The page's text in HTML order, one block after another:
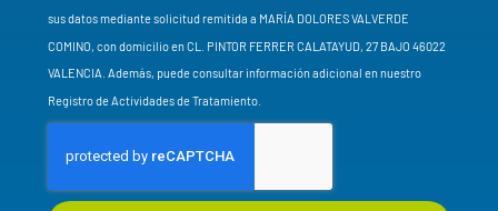
sus datos mediante solicitud remitida a MARÍA DOLORES VALVERDE
COMINO, con domicilio en CL. PINTOR FERRER CALATAYUD, 27 BAJO 46022
VALENCIA. Además, puede consultar información adicional en nuestro
Registro de Actividades de Tratamiento.